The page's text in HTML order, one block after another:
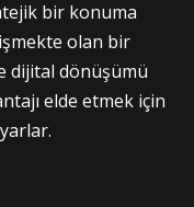
bir konuma
olan bir
dijital dönüşümü
elde etmek için